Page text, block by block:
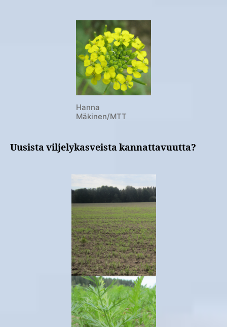
Hanna
Mäkinen/MTT
Uusista viljelykasveista kannattavuutta?